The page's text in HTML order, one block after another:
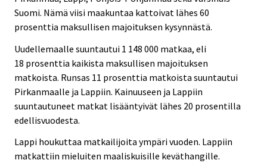
Suomi. Nämä viisi maakuntaa kattoivat lähes 60
prosenttia maksullisen majoituksen kysynnästä.
Uudellemaalle suuntautui 1 148 000 matkaa, eli
18 prosenttia kaikista maksullisen majoituksen
matkoista. Runsas 11 prosenttia matkoista suuntautui
Pirkanmaalle ja Lappiin. Kainuuseen ja Lappiin
suuntautuneet matkat lisääntyivät lähes 20 prosentilla
edellisvuodesta.
Lappi houkuttaa matkailijoita ympäri vuoden. Lappiin
matkattiin mieluiten maaliskuisille keväthangille.